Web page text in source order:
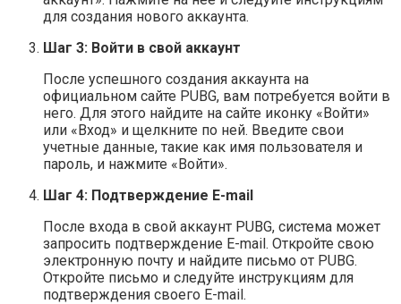
для создания нового аккаунта.
Шаг 3: Войти в свой аккаунт
После успешного создания аккаунта на
официальном сайте PUBG, вам потребуется войти в
него. Для этого найдите на сайте иконку «Войти»
или «Вход» и щелкните по ней. Введите свои
учетные данные, такие как имя пользователя и
пароль, и нажмите «Войти».
Шаг 4: Подтверждение E-mail
После входа в свой аккаунт PUBG, система может
запросить подтверждение E-mail. Откройте свою
электронную почту и найдите письмо от PUBG.
Откройте письмо и следуйте инструкциям для
подтверждения своего E-mail.